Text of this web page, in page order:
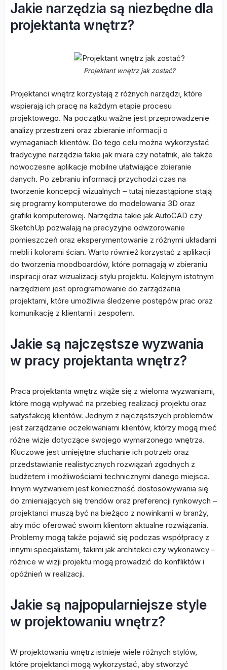
Jakie narzędzia są niezbędne dla
projektanta wnętrz?
Projektant wnętrz jak zostać?
Projektanci wnętrz korzystają z różnych narzędzi, które
wspierają ich pracę na każdym etapie procesu
projektowego. Na początku ważne jest przeprowadzenie
analizy przestrzeni oraz zbieranie informacji o
wymaganiach klientów. Do tego celu można wykorzystać
tradycyjne narzędzia takie jak miara czy notatnik, ale także
nowoczesne aplikacje mobilne ułatwiające zbieranie
danych. Po zebraniu informacji przychodzi czas na
tworzenie koncepcji wizualnych – tutaj niezastąpione stają
się programy komputerowe do modelowania 3D oraz
grafiki komputerowej. Narzędzia takie jak AutoCAD czy
SketchUp pozwalają na precyzyjne odwzorowanie
pomieszczeń oraz eksperymentowanie z różnymi układami
mebli i kolorami ścian. Warto również korzystać z aplikacji
do tworzenia moodboardów, które pomagają w zbieraniu
inspiracji oraz wizualizacji stylu projektu. Kolejnym istotnym
narzędziem jest oprogramowanie do zarządzania
projektami, które umożliwia śledzenie postępów prac oraz
komunikację z klientami i zespołem.
Jakie są najczęstsze wyzwania
w pracy projektanta wnętrz?
Praca projektanta wnętrz wiąże się z wieloma wyzwaniami,
które mogą wpływać na przebieg realizacji projektu oraz
satysfakcję klientów. Jednym z najczęstszych problemów
jest zarządzanie oczekiwaniami klientów, którzy mogą mieć
różne wizje dotyczące swojego wymarzonego wnętrza.
Kluczowe jest umiejętne słuchanie ich potrzeb oraz
przedstawianie realistycznych rozwiązań zgodnych z
budżetem i możliwościami technicznymi danego miejsca.
Innym wyzwaniem jest konieczność dostosowywania się
do zmieniających się trendów oraz preferencji rynkowych –
projektanci muszą być na bieżąco z nowinkami w branży,
aby móc oferować swoim klientom aktualne rozwiązania.
Problemy mogą także pojawić się podczas współpracy z
innymi specjalistami, takimi jak architekci czy wykonawcy –
różnice w wizji projektu mogą prowadzić do konfliktów i
opóźnień w realizacji.
Jakie są najpopularniejsze style
w projektowaniu wnętrz?
W projektowaniu wnętrz istnieje wiele różnych stylów,
które projektanci mogą wykorzystać, aby stworzyć